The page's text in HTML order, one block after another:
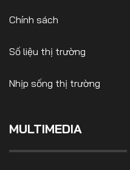
Chính sách
Số liệu thị trường
Nhịp sống thị trường
MULTIMEDIA